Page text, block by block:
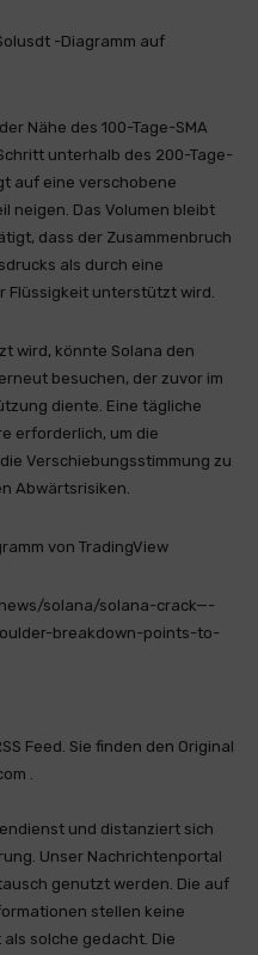
Nähe des 100-Tage-SMA
unterhalb des 200-Tage-
auf eine verschobene
neigen. Das Volumen bleibt
dass der Zusammenbruch
als durch eine
Flüssigkeit unterstützt wird.
wird, könnte Solana den
besuchen, der zuvor im
diente. Eine tägliche
erforderlich, um die
Verschiebungsstimmung zu
Abwärtsrisiken.
von TradingView
solana/solana-crack—-
breakdown-points-to-
Feed. Sie finden den Original
.
und distanziert sich
Unser Nachrichtenportal
genutzt werden. Die auf
stellen keine
solche gedacht. Die